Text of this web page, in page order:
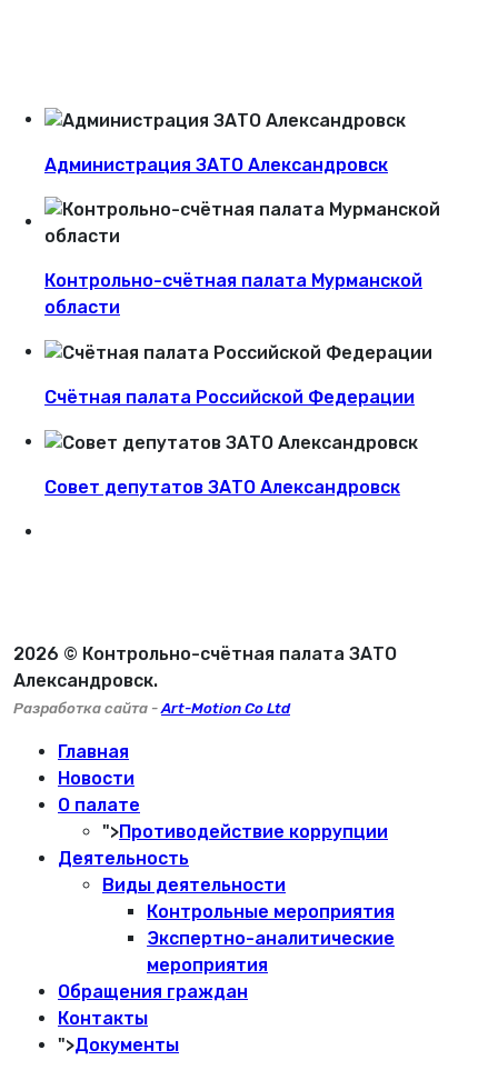
Администрация ЗАТО Александровск
Контрольно-счётная палата Мурманской
области
Счётная палата Российской Федерации
Совет депутатов ЗАТО Александровск
2026 © Контрольно-счётная палата ЗАТО
Александровск.
Разработка сайта - Art-Motion Co Ltd
Главная
Новости
О палате
">Противодействие коррупции
Деятельность
Виды деятельности
Контрольные мероприятия
Экспертно-аналитические
мероприятия
Обращения граждан
Контакты
">Документы